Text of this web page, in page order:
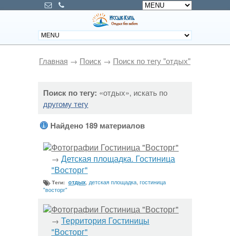
Главная → Поиск → Поиск по тегу "отдых"
Поиск по тегу: «отдых», искать по
другому тегу
Найдено 189 материалов
Фотографии Гостиница "Восторг"
→ Детская площадка. Гостиница
"Восторг"
Теги: отдых детская площадка гостиница
"восторг"
Фотографии Гостиница "Восторг"
→ Территория Гостиницы
"Восторг"